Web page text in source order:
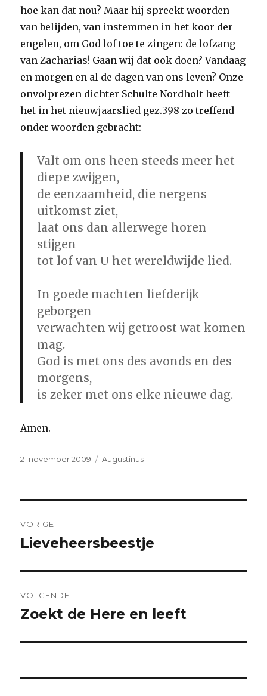
hoe kan dat nou? Maar hij spreekt woorden
van belijden, van instemmen in het koor der
engelen, om God lof toe te zingen: de lofzang
van Zacharias! Gaan wij dat ook doen? Vandaag
en morgen en al de dagen van ons leven? Onze
onvolprezen dichter Schulte Nordholt heeft
het in het nieuwjaarslied gez.398 zo treffend
onder woorden gebracht:
Valt om ons heen steeds meer het
diepe zwijgen,
de eenzaamheid, die nergens
uitkomst ziet,
laat ons dan allerwege horen
stijgen
tot lof van U het wereldwijde lied.
In goede machten liefderijk
geborgen
verwachten wij getroost wat komen
mag.
God is met ons des avonds en des
morgens,
is zeker met ons elke nieuwe dag.
Amen.
Geplaatst
21 november 2009 Categorieën
Augustinus
navigatie
VORIGE
Vorig
Lieveheersbeestje
VOLGENDE
Volgend
Zoekt de Here en leeft